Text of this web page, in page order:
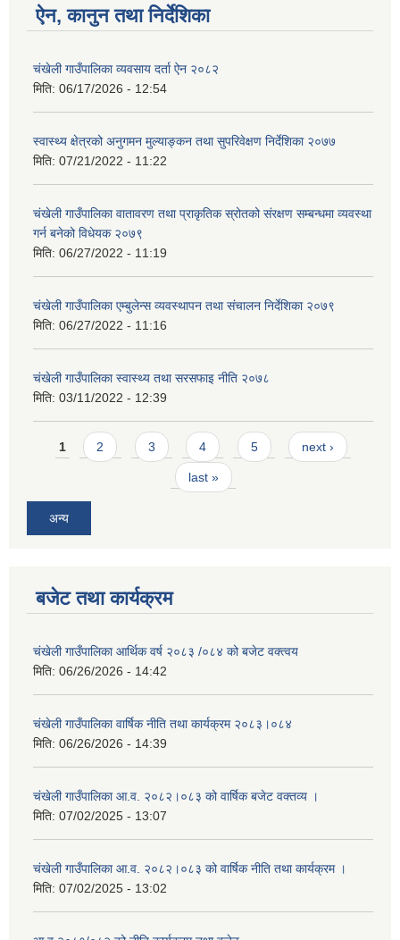
ऐन, कानुन तथा निर्देशिका
चंखेली गाउँपालिका व्यवसाय दर्ता ऐन २०८२
मिति: 06/17/2026 - 12:54
स्वास्थ्य क्षेत्रको अनुगमन मुल्याङ्कन तथा सुपरिवेक्षण निर्देशिका २०७७
मिति: 07/21/2022 - 11:22
चंखेली गाउँपालिका वातावरण तथा प्राकृतिक स्रोतको संरक्षण सम्बन्धमा व्यवस्था
गर्न बनेको विधेयक २०७९
मिति: 06/27/2022 - 11:19
चंखेली गाउँपालिका एम्बुलेन्स व्यवस्थापन तथा संचालन निर्देशिका २०७९
मिति: 06/27/2022 - 11:16
चंखेली गाउँपालिका स्वास्थ्य तथा सरसफाइ नीति २०७८
मिति: 03/11/2022 - 12:39
Pages
1 2 3 4 5 next ›
last »
अन्य
बजेट तथा कार्यक्रम
चंखेली गाउँपालिका आर्थिक वर्ष २०८३ /०८४ को बजेट वक्त्वय
मिति: 06/26/2026 - 14:42
चंखेली गाउँपालिका वार्षिक नीति तथा कार्यक्रम २०८३।०८४
मिति: 06/26/2026 - 14:39
चंखेली गाउँपालिका आ.व. २०८२।०८३ को वार्षिक बजेट वक्तव्य ।
मिति: 07/02/2025 - 13:07
चंखेली गाउँपालिका आ.व. २०८२।०८३ को वार्षिक नीति तथा कार्यक्रम ।
मिति: 07/02/2025 - 13:02